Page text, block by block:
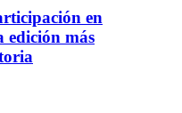
en
edición más